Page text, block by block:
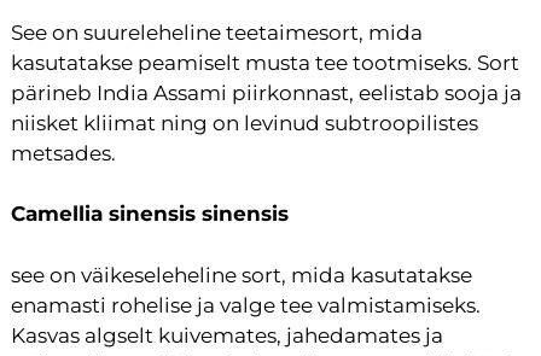
See on suureleheline teetaimesort, mida
kasutatakse peamiselt musta tee tootmiseks. Sort
pärineb India Assami piirkonnast, eelistab sooja ja
niisket kliimat ning on levinud subtroopilistes
metsades.
Camellia sinensis sinensis
see on väikeseleheline sort, mida kasutatakse
enamasti rohelise ja valge tee valmistamiseks.
Kasvas algselt kuivemates, jahedamates ja